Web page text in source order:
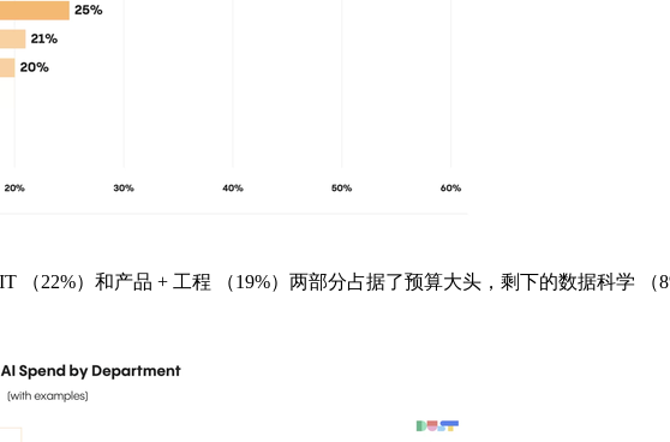
22%）和产品 + 工程 （19%）两部分占据了预算大头，剩下的数据科学 （